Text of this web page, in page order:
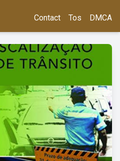
Contact Tos DMCA